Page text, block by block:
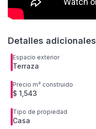
Detalles adicionales
Espacio exterior
Terraza
Precio m² construido
$ 1,543
Tipo de propiedad
Casa